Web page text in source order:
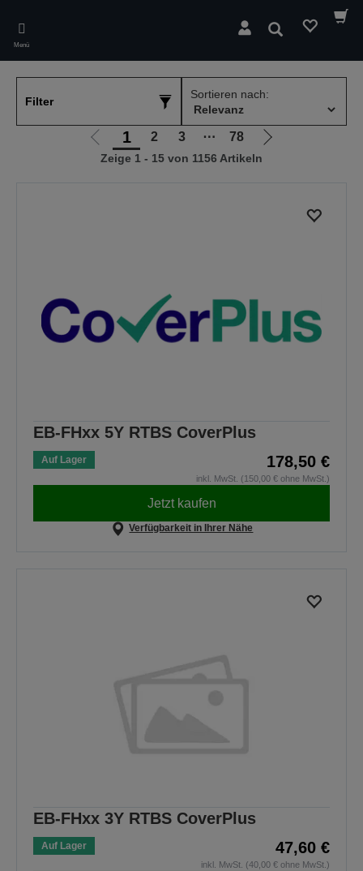
main
content
Menü
Suchen
Filter
Sortieren nach:
Zur
vorherigen
1 2 3 ⋯ 78
Zur
Zeige 1 - 15 von 1156 Artikeln
EB-FHxx 5Y RTBS CoverPlus
Auf Lager 178,50 €
inkl. MwSt. (150,00 € ohne MwSt.)
Jetzt kaufen
Verfügbarkeit in Ihrer Nähe
EB-FHxx 3Y RTBS CoverPlus
Auf Lager 47,60 €
inkl. MwSt. (40,00 € ohne MwSt.)